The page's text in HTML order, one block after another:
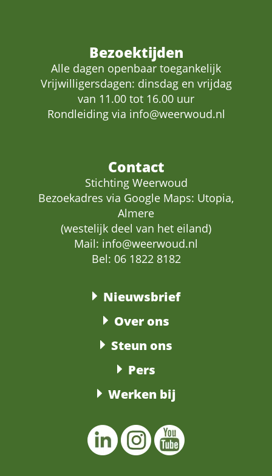
Bezoektijden
Alle dagen openbaar toegankelijk
Vrijwilligersdagen: dinsdag en vrijdag
van 11.00 tot 16.00 uur
Rondleiding via info@weerwoud.nl
Contact
Stichting Weerwoud
Bezoekadres via Google Maps: Utopia,
Almere
(westelijk deel van het eiland)
Mail: info@weerwoud.nl
Bel: 06 1822 8182
Nieuwsbrief
Over ons
Steun ons
Pers
Werken bij